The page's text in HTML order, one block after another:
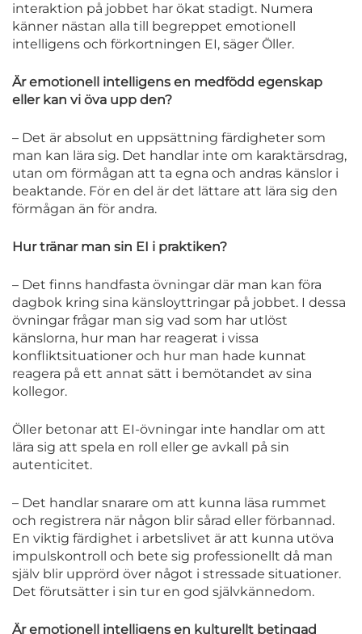
interaktion på jobbet har ökat stadigt. Numera
känner nästan alla till begreppet emotionell
intelligens och förkortningen EI, säger Öller.
Är emotionell intelligens en medfödd egenskap
eller kan vi öva upp den?
– Det är absolut en uppsättning färdigheter som
man kan lära sig. Det handlar inte om karaktärsdrag,
utan om förmågan att ta egna och andras känslor i
beaktande. För en del är det lättare att lära sig den
förmågan än för andra.
Hur tränar man sin EI i praktiken?
– Det finns handfasta övningar där man kan föra
dagbok kring sina känsloyttringar på jobbet. I dessa
övningar frågar man sig vad som har utlöst
känslorna, hur man har reagerat i vissa
konfliktsituationer och hur man hade kunnat
reagera på ett annat sätt i bemötandet av sina
kollegor.
Öller betonar att EI-övningar inte handlar om att
lära sig att spela en roll eller ge avkall på sin
autenticitet.
– Det handlar snarare om att kunna läsa rummet
och registrera när någon blir sårad eller förbannad.
En viktig färdighet i arbetslivet är att kunna utöva
impulskontroll och bete sig professionellt då man
själv blir upprörd över något i stressade situationer.
Det förutsätter i sin tur en god självkännedom.
Är emotionell intelligens en kulturellt betingad